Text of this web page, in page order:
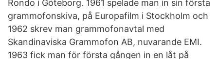
Rondo i Göteborg. 1961 spelade man in sin första
grammofonskiva, på Europafilm i Stockholm och
1962 skrev man grammofonavtal med
Skandinaviska Grammofon AB, nuvarande EMI.
1963 fick man för första gången in en låt på